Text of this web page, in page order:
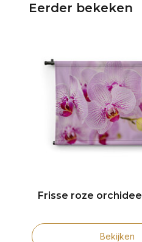
Eerder bekeken
Frisse roze orchidee
Bekijken